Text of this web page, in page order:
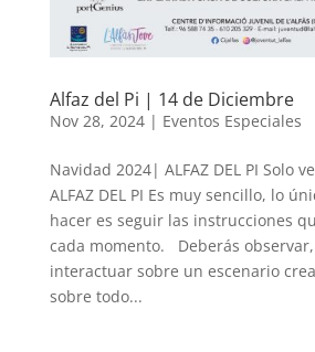
Alfaz del Pi | 14 de Diciembre
Nov 28, 2024| Eventos Especiales
Navidad 2024| ALFAZ DEL PI Solo
ALFAZ DEL PI Es muy sencillo, lo
hacer es seguir las instrucciones
cada momento. Deberás
interactuar sobre un escenario
sobre todo...